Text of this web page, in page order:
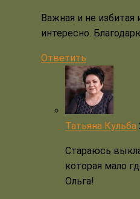
Важная и не
интересно.
Ответить
Татьяна Кульба
Стараюсь
которая мало
Ольга!